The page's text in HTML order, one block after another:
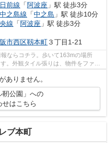
前線 「阿波座 」駅 徒歩3分
之島線 「中之島 」駅 徒歩10分
線 「阿波座 」駅 徒歩3分
市西区靱本町３丁目1-21
ならコチラ。歩いて163mの場所
。外観タイル張りは、物件をファッ
の...
ありません。
靭公園」への
せはこちら
ブ本町